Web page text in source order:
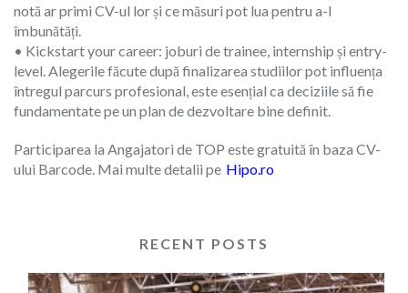
notă ar primi CV-ul lor și ce măsuri pot lua pentru a-l
îmbunătăți.
• Kickstart your career: joburi de trainee, internship și entry-
level. Alegerile făcute după finalizarea studiilor pot influența
întregul parcurs profesional, este esențial ca deciziile să fie
fundamentate pe un plan de dezvoltare bine definit.
Participarea la Angajatori de TOP este gratuită în baza CV-
ului Barcode. Mai multe detalii pe Hipo.ro
RECENT POSTS